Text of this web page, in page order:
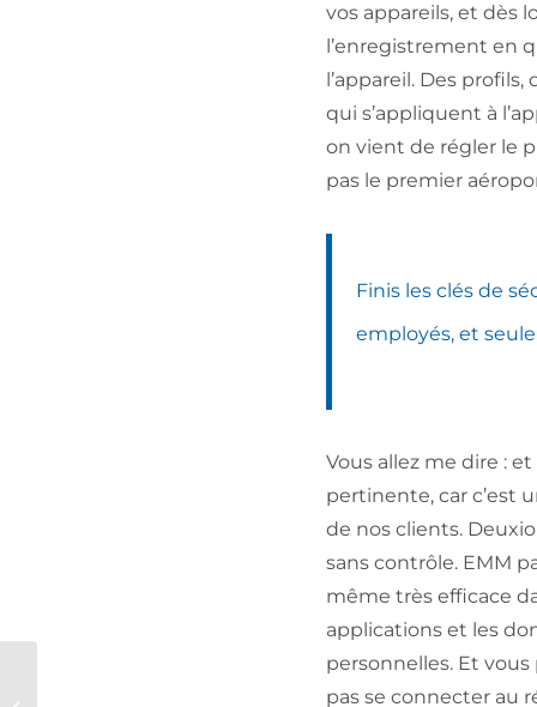
vos appareils, et dès
l’enregistrement en
l’appareil. Des
qui s’appliquent à
on vient de régler le
pas le premier
Finis les clés de
employés, et
Vous allez me dire :
pertinente, car c’est
de nos clients.
sans contrôle. EMM
même très efficace
applications et les
personnelles. Et
pas se connecter au